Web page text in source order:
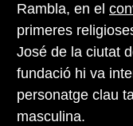
Rambla, en el
primeres
José de la ciutat
fundació hi va
personatge clau
masculina.